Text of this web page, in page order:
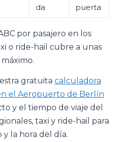
da
puerta
por pasajero en los
o ride-hail cubre a unas
gratuita calculadora
el Aeropuerto de Berlín
y el tiempo de viaje del
taxi y ride-hail para
la hora del día.